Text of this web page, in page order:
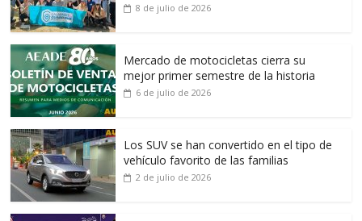
8 de julio de 2026
Mercado de motocicletas cierra su
mejor primer semestre de la historia
6 de julio de 2026
Los SUV se han convertido en el tipo de
vehículo favorito de las familias
2 de julio de 2026